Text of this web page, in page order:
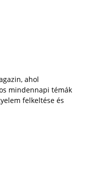
ahol
mindennapi témák
felkeltése és